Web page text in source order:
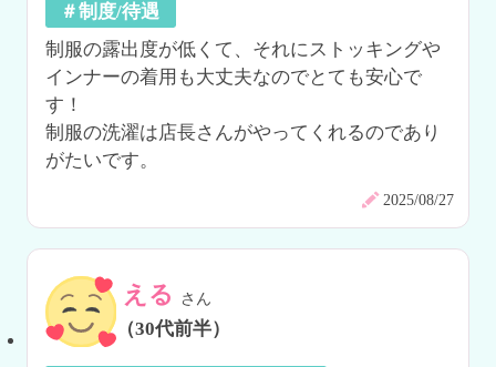
＃制度/待遇
制服の露出度が低くて、それにストッキングや
インナーの着用も大丈夫なのでとても安心で
す！
制服の洗濯は店長さんがやってくれるのであり
2025/08/27
える さん
（30代前半）